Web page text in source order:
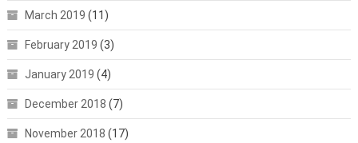
March 2019 (11)
February 2019 (3)
January 2019 (4)
December 2018 (7)
November 2018 (17)